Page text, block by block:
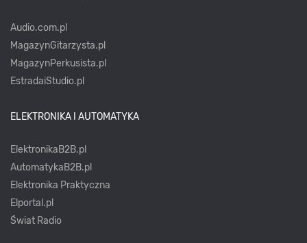
Audio.com.pl
MagazynGitarzysta.pl
MagazynPerkusista.pl
EstradaiStudio.pl
ELEKTRONIKA I AUTOMATYKA
ElektronikaB2B.pl
AutomatykaB2B.pl
Elektronika Praktyczna
Elportal.pl
Świat Radio